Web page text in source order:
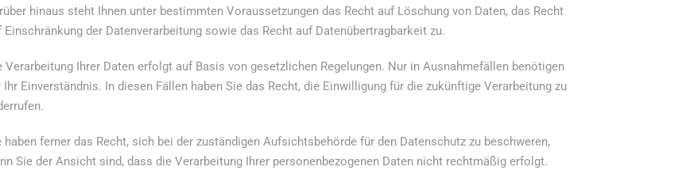
hinaus steht Ihnen unter bestimmten Voraussetzungen das Recht auf Löschung von Daten, das Recht
Einschränkung der Datenverarbeitung sowie das Recht auf Datenübertragbarkeit zu.
Verarbeitung Ihrer Daten erfolgt auf Basis von gesetzlichen Regelungen. Nur in Ausnahmefällen benötigen
Ihr Einverständnis. In diesen Fällen haben Sie das Recht, die Einwilligung für die zukünftige Verarbeitung zu
haben ferner das Recht, sich bei der zuständigen Aufsichtsbehörde für den Datenschutz zu beschweren,
Sie der Ansicht sind, dass die Verarbeitung Ihrer personenbezogenen Daten nicht rechtmäßig erfolgt.